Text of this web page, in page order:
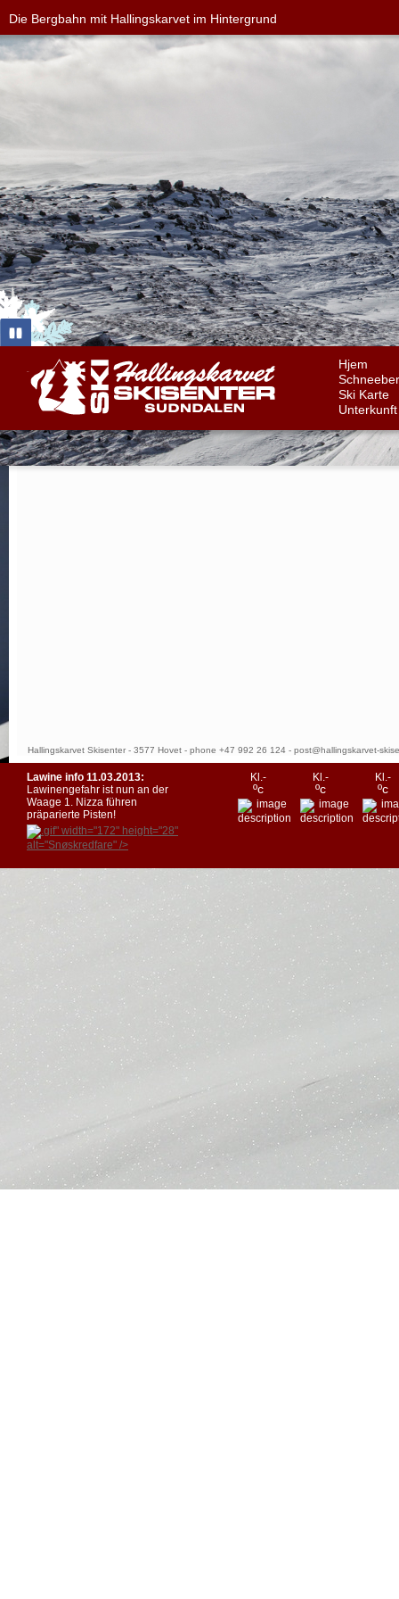
Hjem
Ski Karte
Unterkunft
Die Bergbahn mit Hallingskarvet im Hintergrund
Hallingskarvet Skisenter - 3577 Hovet - phone +47 992 26 124 - post@hallingskarvet-
Lawine info 11.03.2013:
Lawinengefahr ist nun an der
Waage 1. Nizza führen
präparierte Pisten!
.gif" width="172" height="28"
alt="Snøskredfare" />
Kl.-
ºc
Kl.-
ºc
Kl.-
ºc